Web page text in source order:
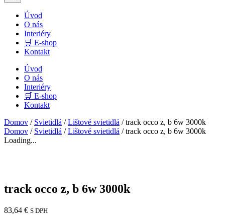
Úvod
O nás
Interiéry
🛒 E-shop
Kontakt
Úvod
O nás
Interiéry
🛒 E-shop
Kontakt
Domov / Svietidlá /Lištové svietidlá / track occo z, b 6w 3000k
Domov / Svietidlá /Lištové svietidlá / track occo z, b 6w 3000k
Loading...
track occo z, b 6w 3000k
83,64 € S DPH